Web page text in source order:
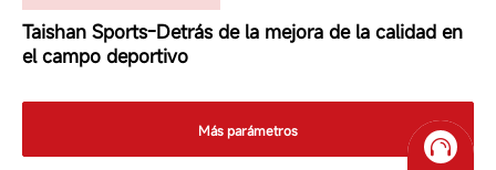
Taishan Sports-Detrás de la mejora de la calidad en
el campo deportivo
Más parámetros